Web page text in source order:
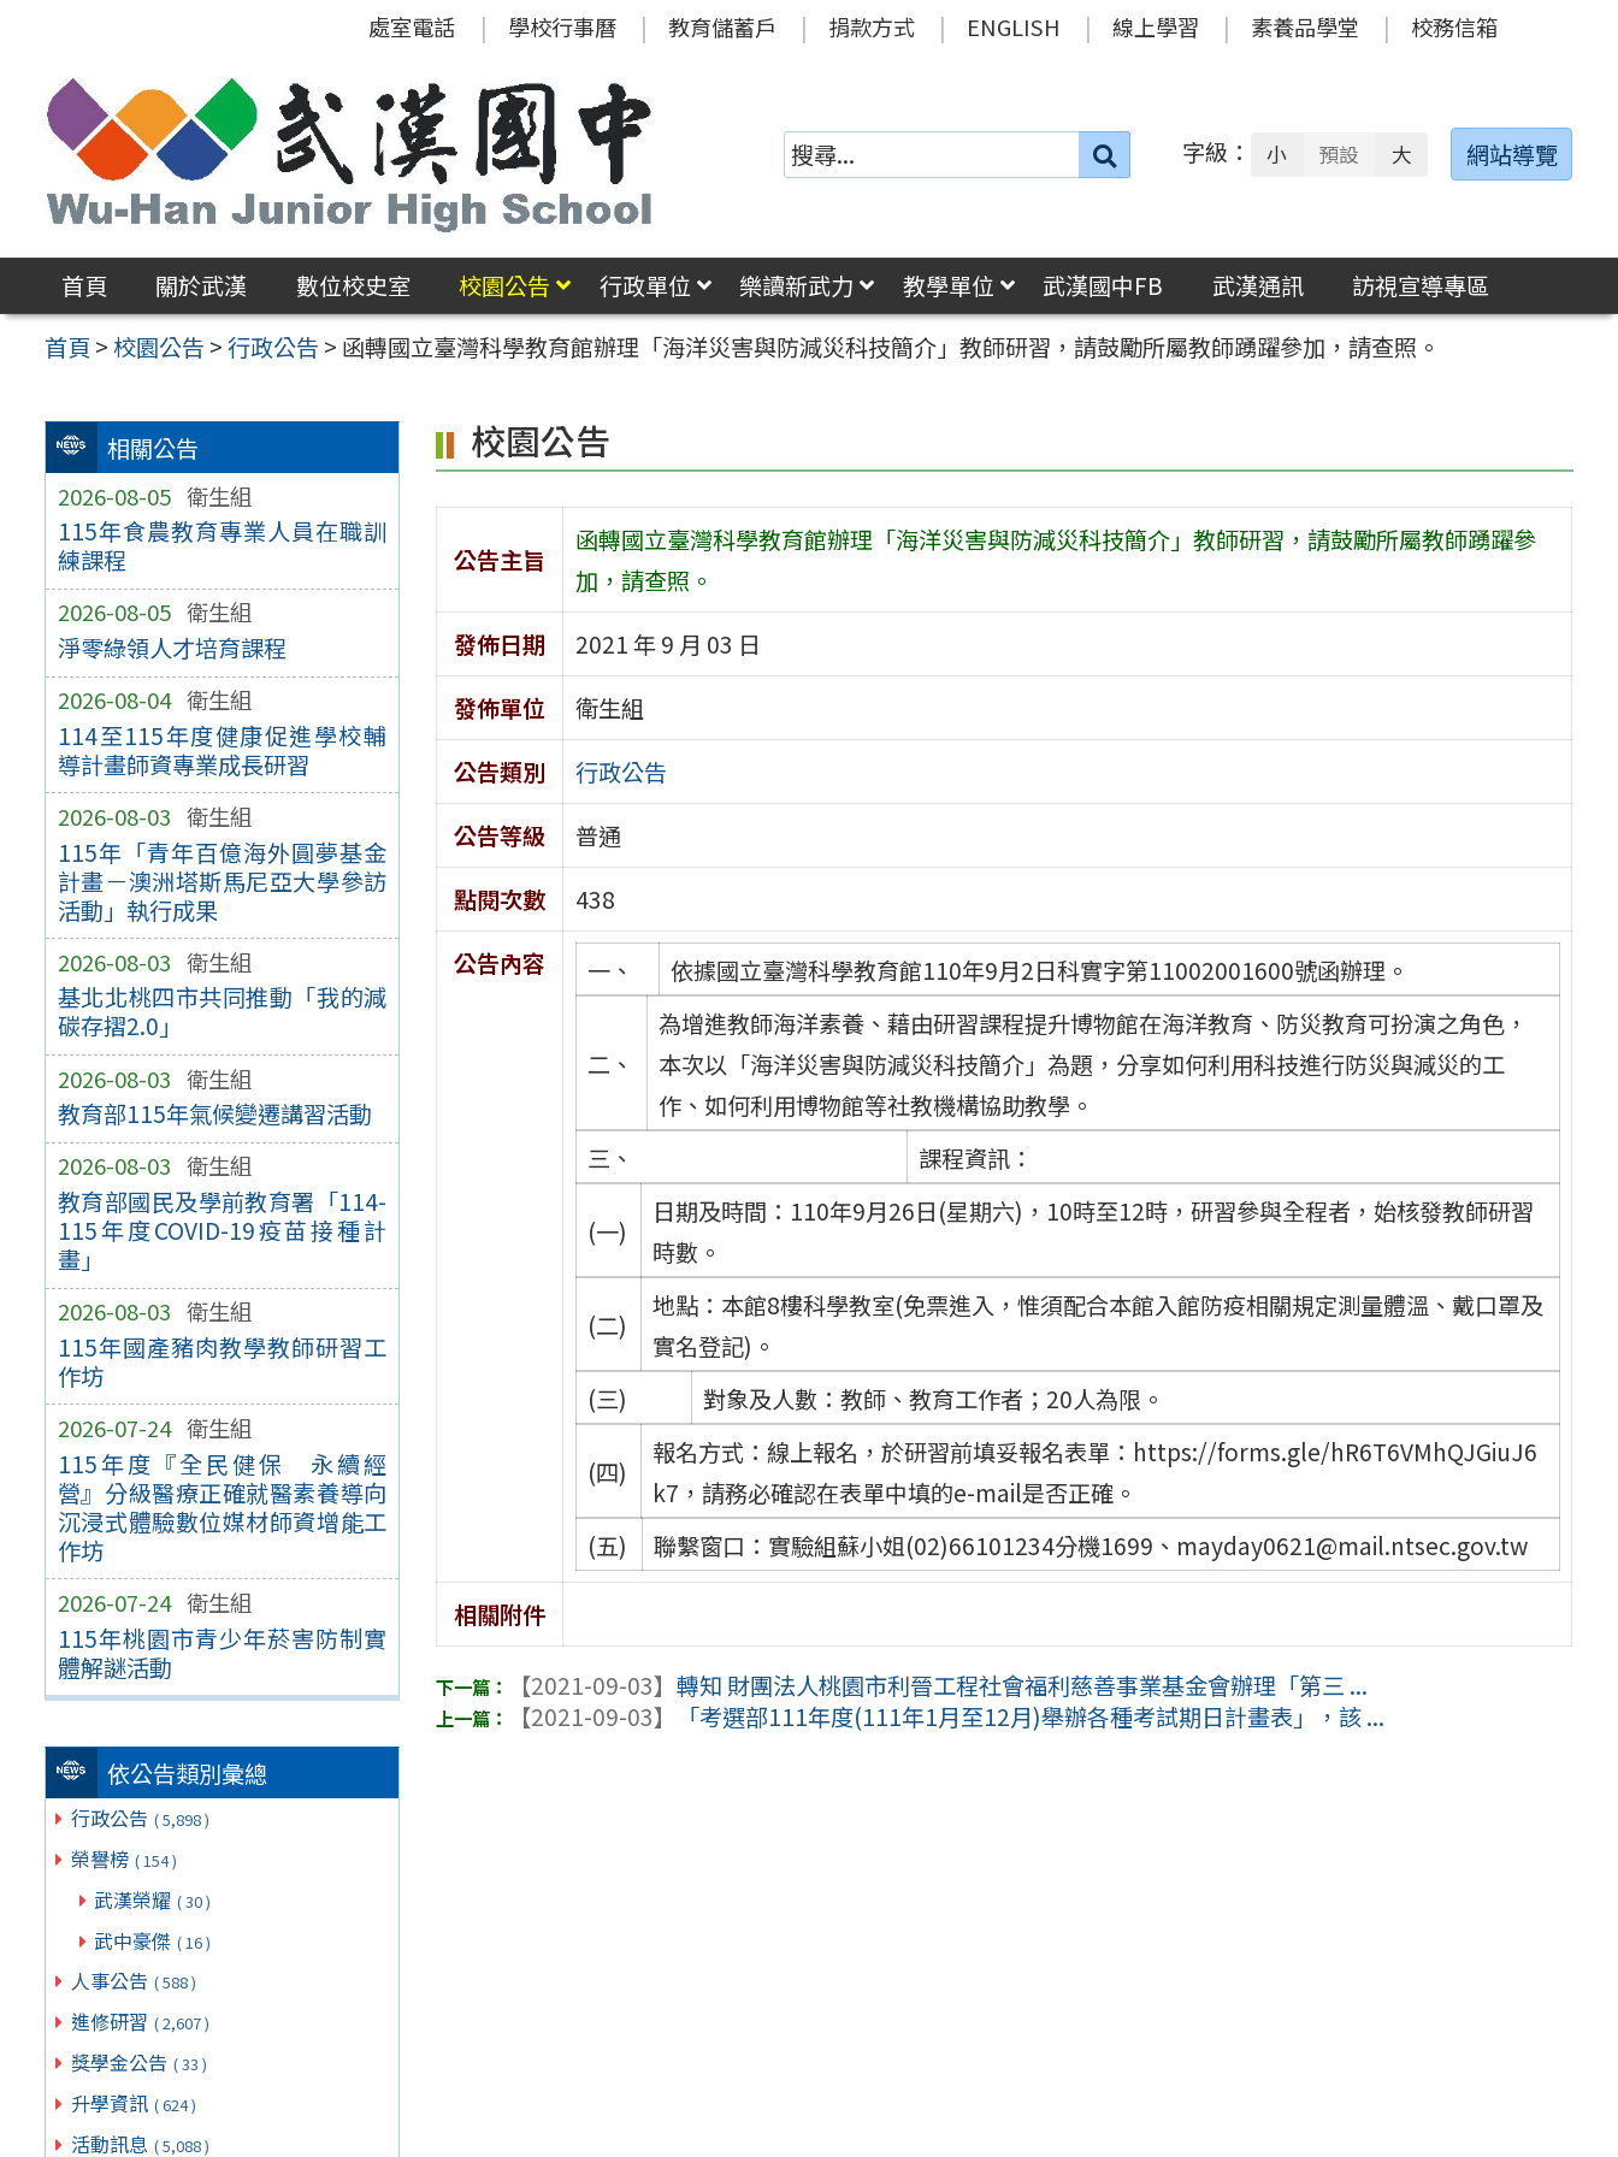
區
處室電話 學校行事曆 教育儲蓄戶 捐款方式 ENGLISH 線上學習 素養品學堂 校務信箱
搜
字級： 小 預設 大 網站導覽
首頁 關於武漢 數位校史室 校園公告 行政單位 樂讀新武力 教學單位 武漢國中FB 武漢通訊
訪視宣導專區
首頁 >校園公告 >行政公告 > 函轉國立臺灣科學教育館辦理「海洋災害與防減災科技簡介」教師研習，請鼓勵所屬教師踴躍參加，請查照。
相關公告
2026-08-05 衛生組
115年食農教育專業人員在職訓
練課程
2026-08-05 衛生組
淨零綠領人才培育課程
2026-08-04 衛生組
114至115年度健康促進學校輔
導計畫師資專業成長研習
2026-08-03 衛生組
115年「青年百億海外圓夢基金
計畫－澳洲塔斯馬尼亞大學參訪
活動」執行成果
2026-08-03 衛生組
基北北桃四市共同推動「我的減
碳存摺2.0」
2026-08-03 衛生組
教育部115年氣候變遷講習活動
2026-08-03 衛生組
教育部國民及學前教育署「114-
115年度COVID-19疫苗接種計
畫」
2026-08-03 衛生組
115年國產豬肉教學教師研習工
作坊
2026-07-24 衛生組
115年度『全民健保 永續經
營』分級醫療正確就醫素養導向
沉浸式體驗數位媒材師資增能工
作坊
2026-07-24 衛生組
115年桃園市青少年菸害防制實
體解謎活動
依公告類別彙總
行政公告 ( 5,898 )
榮譽榜 ( 154 )
武漢榮耀 ( 30 )
武中豪傑 ( 16 )
人事公告 ( 588 )
進修研習 ( 2,607 )
獎學金公告 ( 33 )
升學資訊 ( 624 )
活動訊息 ( 5,088 )
校園公告
公告主旨
函轉國立臺灣科學教育館辦理「海洋災害與防減災科技簡介」教師研習，請鼓勵所屬教師踴躍參
加，請查照。
發佈日期
2021 年 9 月 03 日
發佈單位
衛生組
公告類別
行政公告
公告等級
普通
點閱次數
438
公告內容
一、 依據國立臺灣科學教育館110年9月2日科實字第11002001600號函辦理。
二、
為增進教師海洋素養、藉由研習課程提升博物館在海洋教育、防災教育可扮演之角色，
本次以「海洋災害與防減災科技簡介」為題，分享如何利用科技進行防災與減災的工
作、如何利用博物館等社教機構協助教學。
三、
課程資訊：
(一)
日期及時間：110年9月26日(星期六)，10時至12時，研習參與全程者，始核發教師研習
時數。
(二)
地點：本館8樓科學教室(免票進入，惟須配合本館入館防疫相關規定測量體溫、戴口罩及
實名登記)。
(三)
對象及人數：教師、教育工作者；20人為限。
(四)
報名方式：線上報名，於研習前填妥報名表單：https://forms.gle/hR6T6VMhQJGiuJ6
k7，請務必確認在表單中填的e-mail是否正確。
(五)
聯繫窗口：實驗組蘇小姐(02)66101234分機1699、mayday0621@mail.ntsec.gov.tw
相關附件
【2021-09-03】轉知 財團法人桃園市利晉工程社會福利慈善事業基金會辦理「第三 ...
【2021-09-03】
「考選部111年度(111年1月至12月)舉辦各種考試期日計畫表」，該 ...